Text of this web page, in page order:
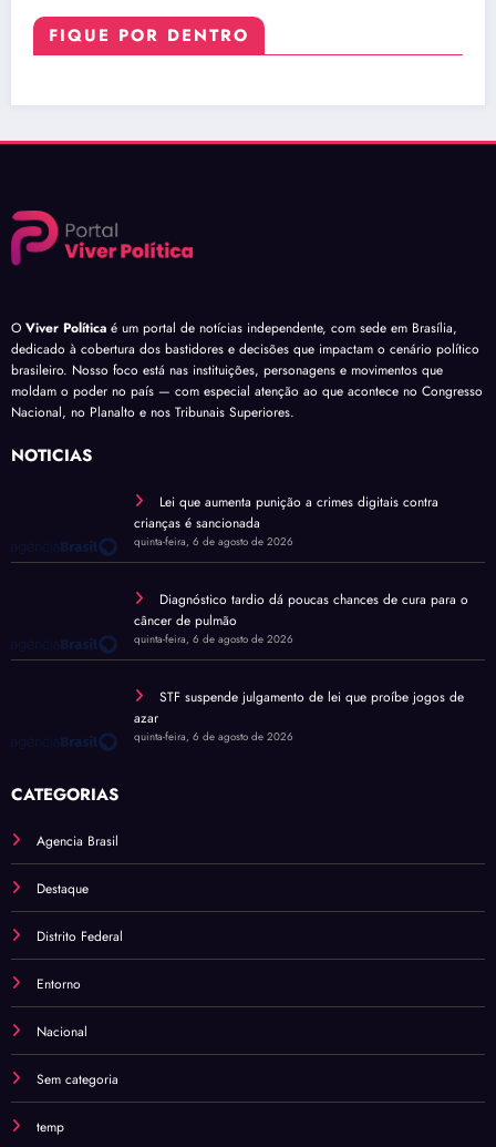
FIQUE POR DENTRO
O Viver Política é um portal de notícias independente, com sede em Brasília,
dedicado à cobertura dos bastidores e decisões que impactam o cenário político
brasileiro. Nosso foco está nas instituições, personagens e movimentos que
moldam o poder no país — com especial atenção ao que acontece no Congresso
Nacional, no Planalto e nos Tribunais Superiores.
NOTÍCIAS
Lei que aumenta punição a crimes digitais contra
crianças é sancionada
quinta-feira, 6 de agosto de 2026
Diagnóstico tardio dá poucas chances de cura para o
câncer de pulmão
quinta-feira, 6 de agosto de 2026
STF suspende julgamento de lei que proíbe jogos de
azar
quinta-feira, 6 de agosto de 2026
CATEGORIAS
Agencia Brasil
Destaque
Distrito Federal
Entorno
Nacional
Sem categoria
temp